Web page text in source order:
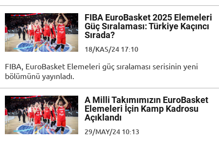
FIBA EuroBasket 2025 Elemeleri
Güç Sıralaması: Türkiye Kaçıncı
Sırada?
18/KAS/24 17:10
FIBA, EuroBasket Elemeleri güç sıralaması serisinin yeni
bölümünü yayınladı.
A Milli Takımımızın EuroBasket
Elemeleri İçin Kamp Kadrosu
Açıklandı
29/MAY/24 10:13